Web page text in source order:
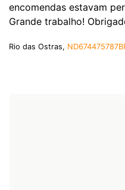
encomendas estavam
Grande trabalho!
Rio das Ostras,